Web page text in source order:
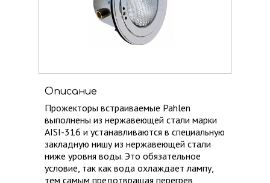
Описание
Прожекторы встраиваемые Pahlen
выполнены из нержавеющей стали марки
AISI-316 и устанавливаются в специальную
закладную нишу из нержавеющей стали
ниже уровня воды. Это обязательное
условие, ​так как вода охлаждает лампу, ​
тем самым предотвращая перегрев